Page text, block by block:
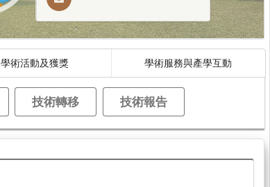
學術活動及獲獎 學術服務與產學互動
技術轉移 技術報告